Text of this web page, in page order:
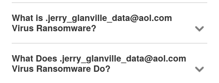
What is .jerry_glanville_data@aol.com
Virus Ransomware?
What Does .jerry_glanville_data@aol.com
Virus Ransomware Do?